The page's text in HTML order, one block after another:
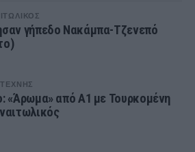
γήπεδο Νακάμπα-Τζενεπό
«Άρωμα» από Α1 με Τουρκομένη